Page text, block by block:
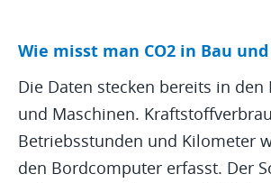
Wie misst man CO2 in Bau
Die Daten stecken bereits in den
und Maschinen.
Betriebsstunden und Kilometer
den Bordcomputer erfasst. Der